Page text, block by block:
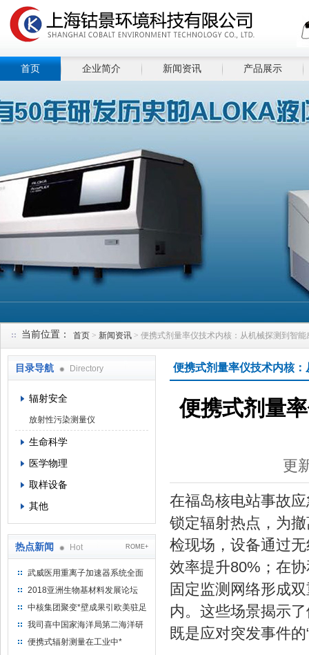
首页 企业简介 新闻资讯 产品展示
当前位置： 首页 > 新闻资讯 > 便携式剂量率仪技术内核：从机械探测到智能
目录导航 Directory
辐射安全
放射性污染测量仪
生命科学
医学物理
取样设备
其他
热点新闻 Hot ROME+
武威医用重离子加速器系统全面
完成检测报告 临床试验正式启动
2018亚洲生物基材料发展论坛
中核集团聚变*壁成果引欧美驻足
“人造太阳”指日可待
我司喜中国家海洋局第二海洋研
究所采购低本底液体闪烁计数器
便携式辐射测量在工业中*
便携式剂量率仪技术内核
便携式剂量
更
在福岛核电站事故
锁定辐射热点，为
检现场，设备通过
效率提升80%；在
固定监测网络形成
内。这些场景揭示
既是应对突发事件的